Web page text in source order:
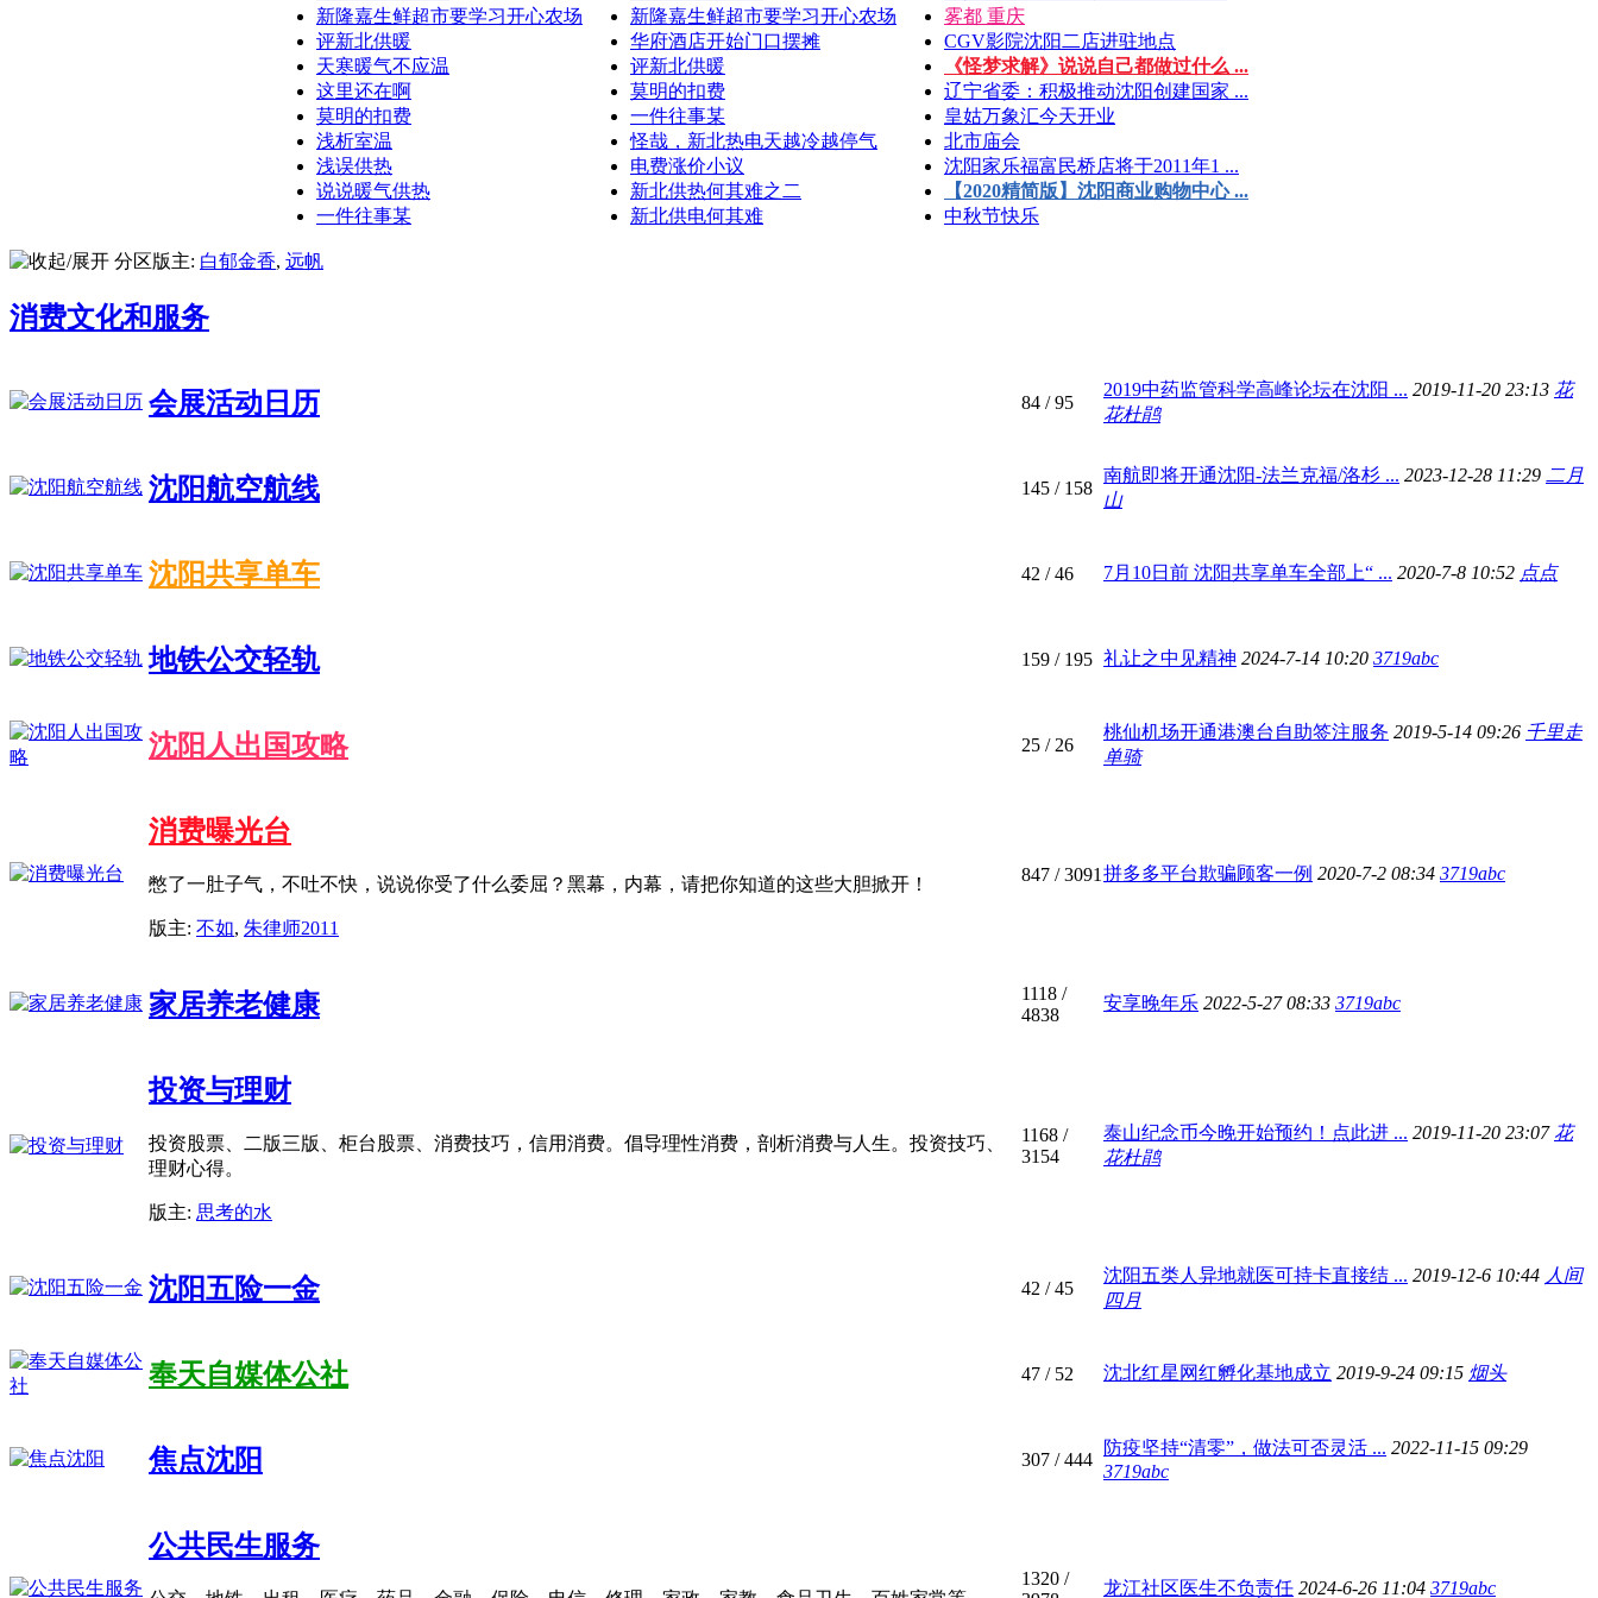
新隆嘉生鲜超市要学习开心农场
评新北供暖
天寒暖气不应温
这里还在啊
莫明的扣费
浅析室温
浅误供热
说说暖气供热
一件往事某
新隆嘉生鲜超市要学习开心农场
华府酒店开始门口摆摊
评新北供暖
莫明的扣费
一件往事某
怪哉，新北热电天越冷越停气
电费涨价小议
新北供热何其难之二
新北供电何其难
雾都 重庆
CGV影院沈阳二店进驻地点
《怪梦求解》说说自己都做过什么 ...
辽宁省委：积极推动沈阳创建国家 ...
皇姑万象汇今天开业
北市庙会
沈阳家乐福富民桥店将于2011年1 ...
【2020精简版】沈阳商业购物中心 ...
中秋节快乐
分区版主: 白郁金香, 远帆
消费文化和服务
会展活动日历 84 / 95
2019中药监管科学高峰论坛在沈阳 ... 2019-11-20 23:13 花
花杜鹃
沈阳航空航线 145 / 158
南航即将开通沈阳-法兰克福/洛杉 ... 2023-12-28 11:29 二月
山
沈阳共享单车 42 / 46 7月10日前 沈阳共享单车全部上“ ... 2020-7-8 10:52 点点
地铁公交轻轨 159 / 195 礼让之中见精神 2024-7-14 10:20 3719abc
沈阳人出国攻略 25 / 26
桃仙机场开通港澳台自助签注服务 2019-5-14 09:26 千里走
单骑
消费曝光台
憋了一肚子气，不吐不快，说说你受了什么委屈？黑幕，内幕，请把你知道的这些大胆掀开！
版主: 不如, 朱律师2011
847 / 3091 拼多多平台欺骗顾客一例 2020-7-2 08:34 3719abc
家居养老健康 1118 /
4838
安享晚年乐 2022-5-27 08:33 3719abc
投资与理财
投资股票、二版三版、柜台股票、消费技巧，信用消费。倡导理性消费，剖析消费与人生。投资技巧、
理财心得。
版主: 思考的水
1168 /
3154
泰山纪念币今晚开始预约！点此进 ... 2019-11-20 23:07 花
花杜鹃
沈阳五险一金 42 / 45
沈阳五类人异地就医可持卡直接结 ... 2019-12-6 10:44 人间
四月
奉天自媒体公社 47 / 52 沈北红星网红孵化基地成立 2019-9-24 09:15 烟头
焦点沈阳 307 / 444
防疫坚持“清零”，做法可否灵活 ... 2022-11-15 09:29
3719abc
公共民生服务
1320 /
龙江社区医生不负责任 2024-6-26 11:04 3719abc